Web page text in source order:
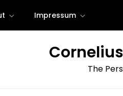
Impressum
The